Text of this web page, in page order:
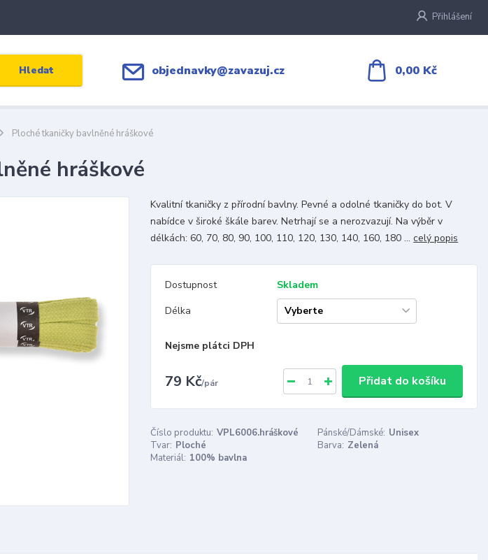
Přihlášení
Hledat objednavky@zavazuj.cz 0,00 Kč
Ploché tkaničky bavlněné hráškové
hráškové
Kvalitní tkaničky z přírodní bavlny. Pevné a odolné tkaničky do bot. V
nabídce v široké škále barev. Netrhají se a nerozvazují. Na výběr v
délkách: 60, 70, 80, 90, 100, 110, 120, 130, 140, 160, 180 ...celý popis
Dostupnost
Skladem
Délka
Nejsme plátci DPH
79 Kč/pár Přidat do košíku
Číslo produktu: VPL6006.hráškové Pánské/Dámské: Unisex
Tvar: Ploché Barva: Zelená
Materiál: 100% bavlna